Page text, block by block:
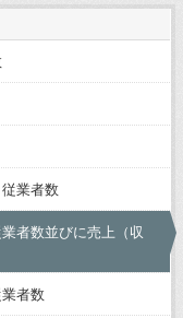
業者数
者数並びに売上（収
者数